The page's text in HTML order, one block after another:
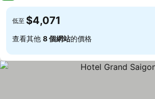
低至 $4,071
查看其他 8 個網站的價格